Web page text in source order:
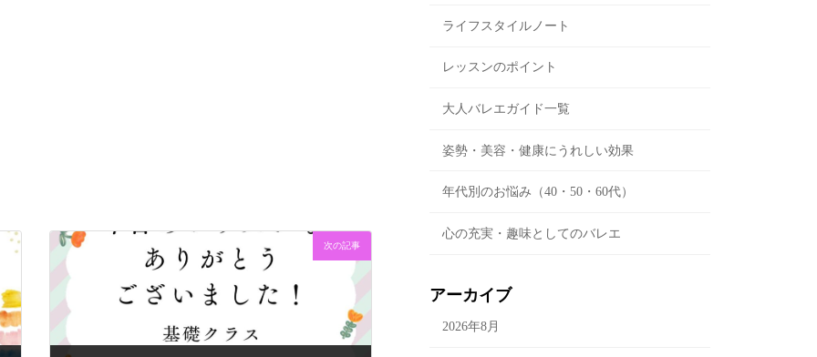
次の記事
ライフスタイルノート
レッスンのポイント
大人バレエガイド一覧
姿勢・美容・健康にうれしい効果
年代別のお悩み（40・50・60代）
心の充実・趣味としてのバレエ
アーカイブ
2026年8月